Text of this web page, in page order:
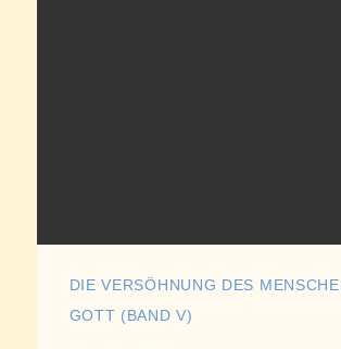
DIE VERSÖHNUNG DES
GOTT (BAND V)